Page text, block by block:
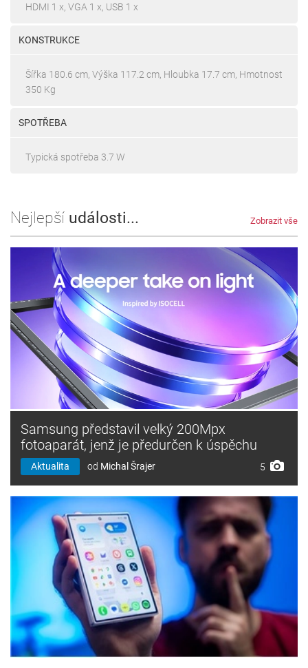
HDMI 1 x, VGA 1 x, USB 1 x
KONSTRUKCE
Šířka 180.6 cm, Výška 117.2 cm, Hloubka 17.7 cm, Hmotnost
350 Kg
SPOTŘEBA
Typická spotřeba 3.7 W
Nejlepší události... Zobrazit vše
Samsung představil velký 200Mpx
fotoaparát, jenž je předurčen k úspěchu
Aktualita od Michal Šrajer 5